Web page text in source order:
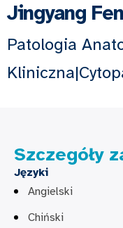
Jingyang
Patologia
Szczegóły
Języki
Angielski
Chiński